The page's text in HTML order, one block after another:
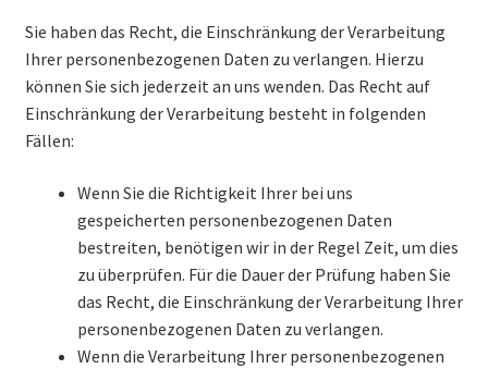
Sie haben das Recht, die Einschränkung der Verarbeitung
Ihrer personenbezogenen Daten zu verlangen. Hierzu
können Sie sich jederzeit an uns wenden. Das Recht auf
Einschränkung der Verarbeitung besteht in folgenden
Fällen:
Wenn Sie die Richtigkeit Ihrer bei uns
gespeicherten personenbezogenen Daten
bestreiten, benötigen wir in der Regel Zeit, um dies
zu überprüfen. Für die Dauer der Prüfung haben Sie
das Recht, die Einschränkung der Verarbeitung Ihrer
personenbezogenen Daten zu verlangen.
Wenn die Verarbeitung Ihrer personenbezogenen